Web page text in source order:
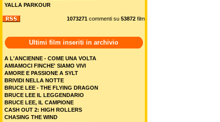
YALLA PARKOUR
1073271 commenti su 53872 film
Ultimi film inseriti in archivio
A L'ANCIENNE - COME UNA VOLTA
AMIAMOCI FINCHE' SIAMO VIVI
AMORE E PASSIONE A SYLT
BRIVIDI NELLA NOTTE
BRUCE LEE - THE FLYING DRAGON
BRUCE LEE IL LEGGENDARIO
BRUCE LEE, IL CAMPIONE
CASH OUT 2: HIGH ROLLERS
CHASING THE WIND